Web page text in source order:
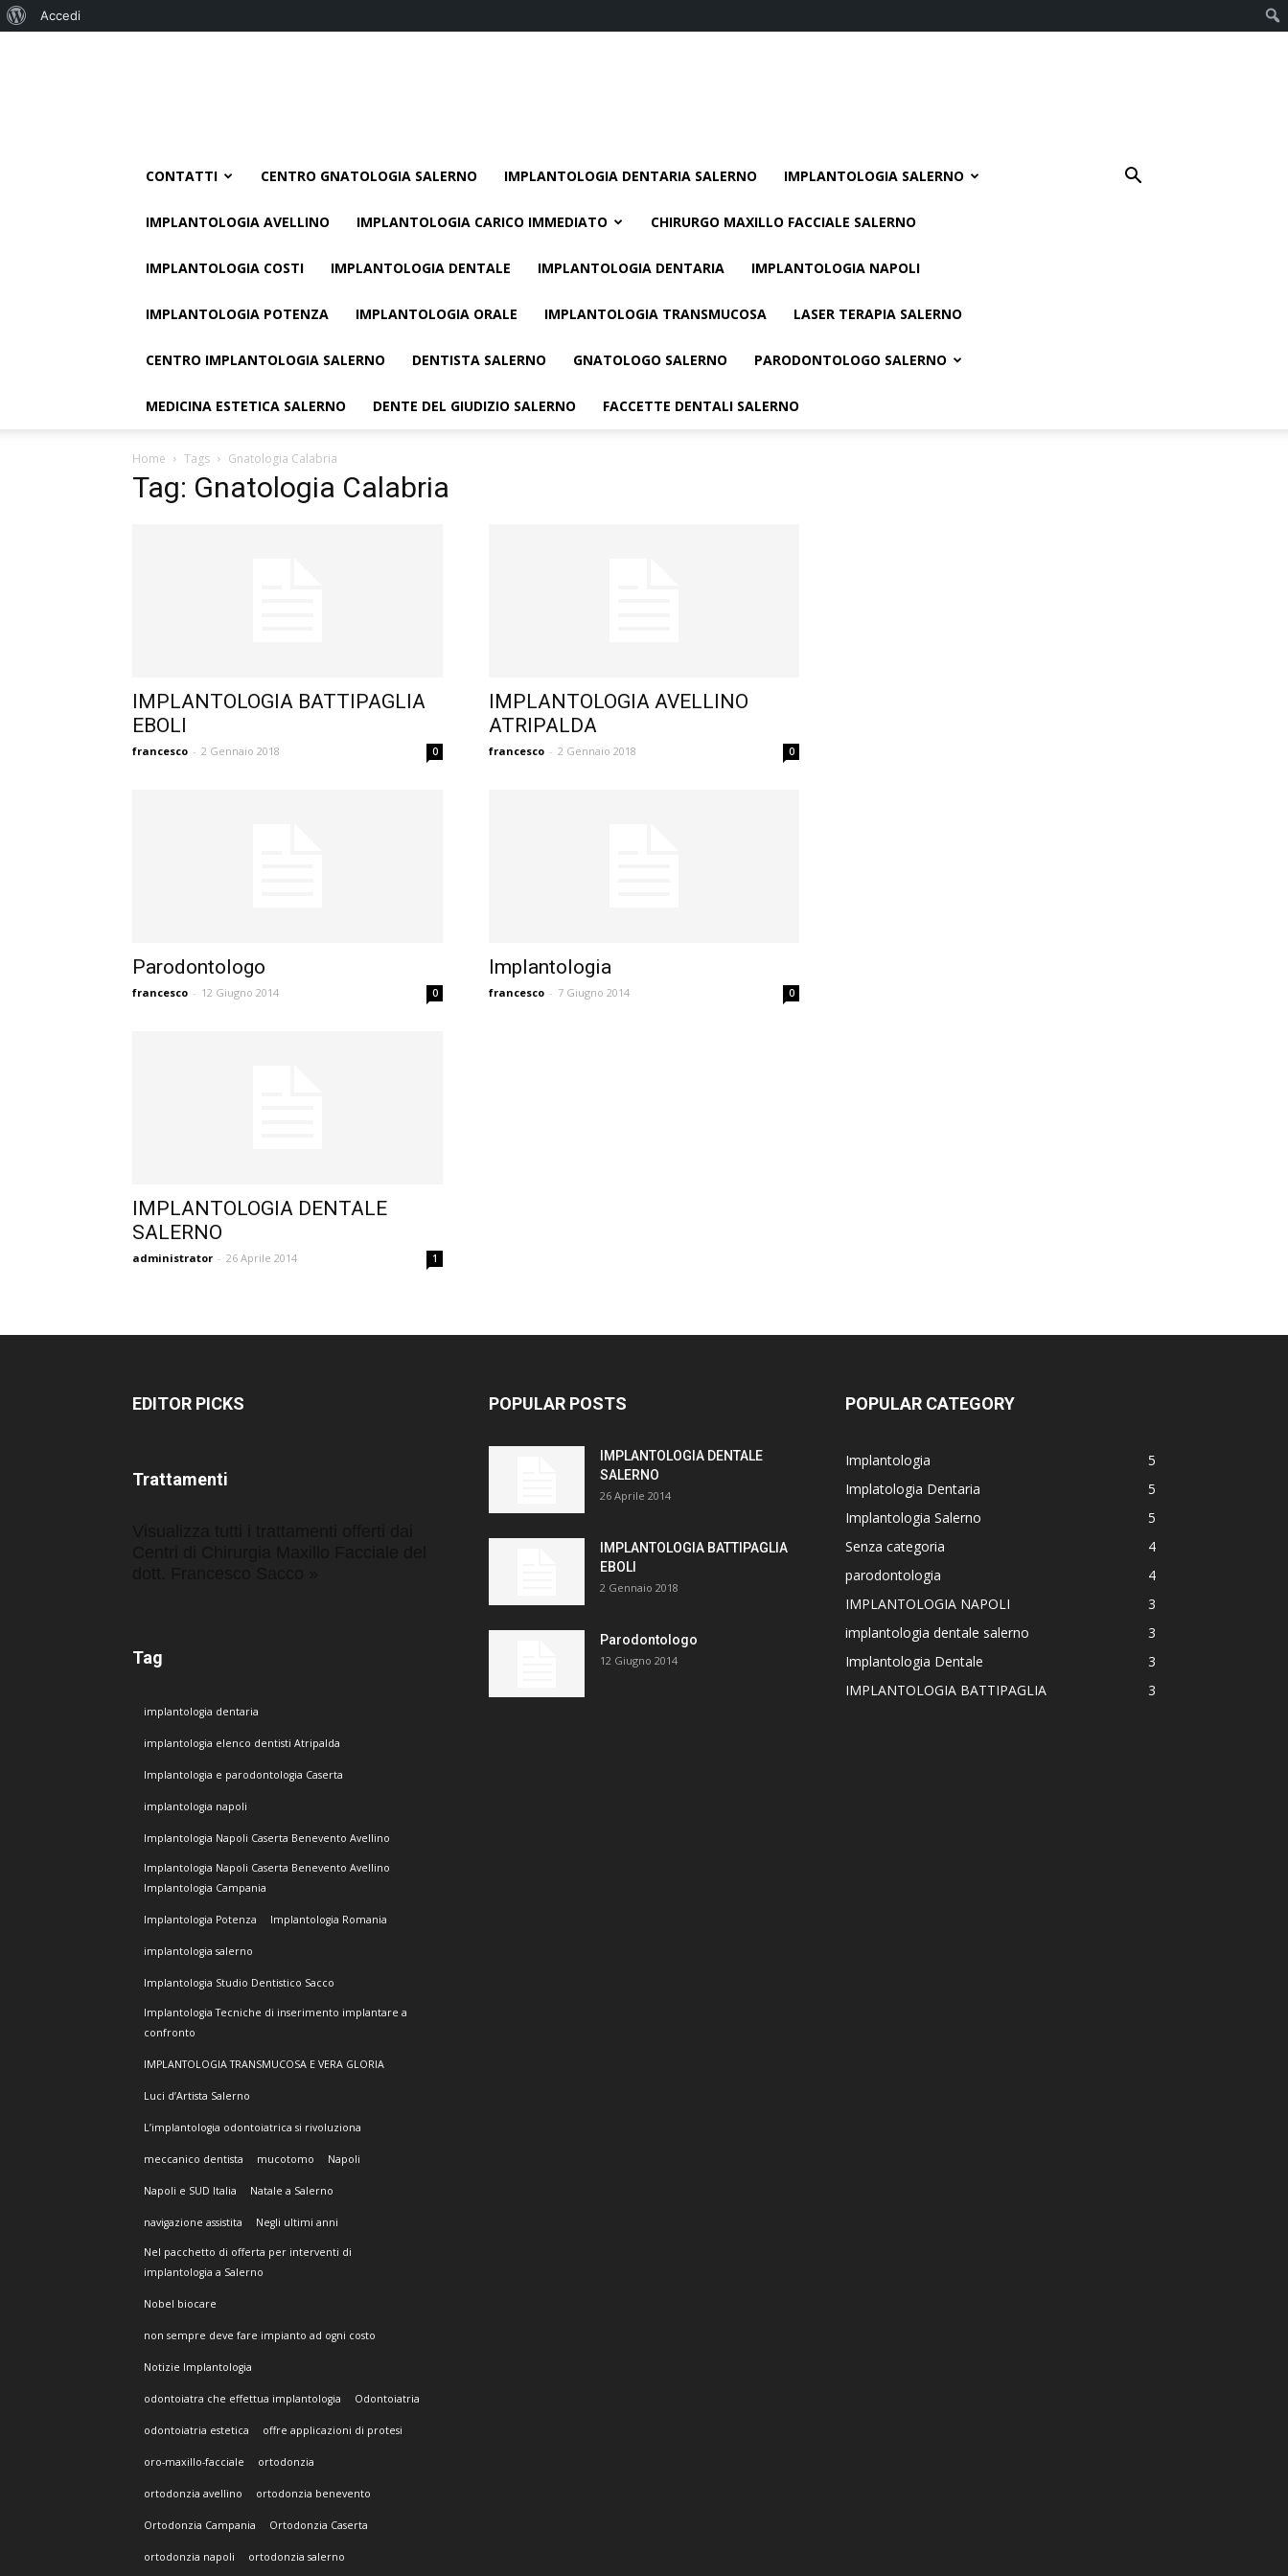
CONTATTI CENTRO GNATOLOGIA SALERNO IMPLANTOLOGIA DENTARIA SALERNO IMPLANTOLOGIA SALERNO
IMPLANTOLOGIA AVELLINO IMPLANTOLOGIA CARICO IMMEDIATO CHIRURGO MAXILLO FACCIALE SALERNO
IMPLANTOLOGIA COSTI IMPLANTOLOGIA DENTALE IMPLANTOLOGIA DENTARIA IMPLANTOLOGIA NAPOLI
IMPLANTOLOGIA POTENZA IMPLANTOLOGIA ORALE IMPLANTOLOGIA TRANSMUCOSA LASER TERAPIA SALERNO
CENTRO IMPLANTOLOGIA SALERNO DENTISTA SALERNO GNATOLOGO SALERNO PARODONTOLOGO SALERNO
MEDICINA ESTETICA SALERNO DENTE DEL GIUDIZIO SALERNO FACCETTE DENTALI SALERNO
Home Tags Gnatologia Calabria
Tag: Gnatologia Calabria
IMPLANTOLOGIA BATTIPAGLIA
EBOLI
francesco - 2 Gennaio 2018 0
IMPLANTOLOGIA AVELLINO
ATRIPALDA
francesco - 2 Gennaio 2018 0
Parodontologo
francesco - 12 Giugno 2014 0
Implantologia
francesco - 7 Giugno 2014 0
IMPLANTOLOGIA DENTALE
SALERNO
administrator - 26 Aprile 2014 1
EDITOR PICKS
Trattamenti
Tag
implantologia dentaria
implantologia elenco dentisti Atripalda
Implantologia e parodontologia Caserta
implantologia napoli
Implantologia Napoli Caserta Benevento Avellino
Implantologia Napoli Caserta Benevento Avellino
Implantologia Campania
Implantologia Potenza Implantologia Romania
implantologia salerno
Implantologia Studio Dentistico Sacco
Implantologia Tecniche di inserimento implantare a
confronto
IMPLANTOLOGIA TRANSMUCOSA E VERA GLORIA
Luci d’Artista Salerno
L’implantologia odontoiatrica si rivoluziona
meccanico dentista mucotomo Napoli
Napoli e SUD Italia Natale a Salerno
navigazione assistita Negli ultimi anni
Nel pacchetto di offerta per interventi di
implantologia a Salerno
Nobel biocare
non sempre deve fare impianto ad ogni costo
Notizie Implantologia
odontoiatra che effettua implantologia Odontoiatria
odontoiatria estetica offre applicazioni di protesi
oro-maxillo-facciale ortodonzia
ortodonzia avellino ortodonzia benevento
Ortodonzia Campania Ortodonzia Caserta
ortodonzia napoli ortodonzia salerno
POPULAR POSTS
IMPLANTOLOGIA DENTALE
SALERNO
26 Aprile 2014
IMPLANTOLOGIA BATTIPAGLIA
EBOLI
2 Gennaio 2018
Parodontologo
12 Giugno 2014
POPULAR CATEGORY
Implantologia
5
Implatologia Dentaria
5
Implantologia Salerno
5
Senza categoria
4
parodontologia
4
IMPLANTOLOGIA NAPOLI
3
implantologia dentale salerno
3
Implantologia Dentale
3
IMPLANTOLOGIA BATTIPAGLIA
3
Informazioni
Accedi